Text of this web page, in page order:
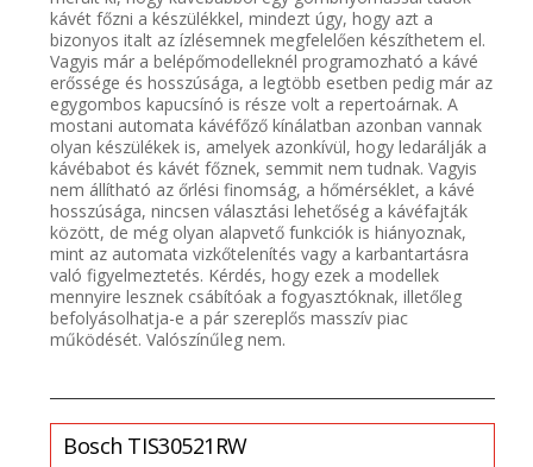
kávét főzni a készülékkel, mindezt úgy, hogy azt a
bizonyos italt az ízlésemnek megfelelően készíthetem el.
Vagyis már a belépőmodelleknél programozható a kávé
erőssége és hosszúsága, a legtöbb esetben pedig már az
egygombos kapucsínó is része volt a repertoárnak. A
mostani automata kávéfőző kínálatban azonban vannak
olyan készülékek is, amelyek azonkívül, hogy ledarálják a
kávébabot és kávét főznek, semmit nem tudnak. Vagyis
nem állítható az őrlési finomság, a hőmérséklet, a kávé
hosszúsága, nincsen választási lehetőség a kávéfajták
között, de még olyan alapvető funkciók is hiányoznak,
mint az automata vizkőtelenítés vagy a karbantartásra
való figyelmeztetés. Kérdés, hogy ezek a modellek
mennyire lesznek csábítóak a fogyasztóknak, illetőleg
befolyásolhatja-e a pár szereplős masszív piac
működését. Valószínűleg nem.
Bosch TIS30521RW